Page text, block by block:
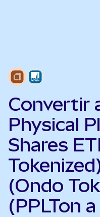
Convertir
Physical
Shares
(Ondo
(PPLTon